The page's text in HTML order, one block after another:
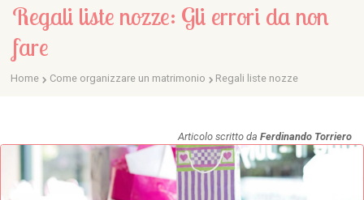
Regali liste nozze: Gli errori da non
fare
Home Come organizzare un matrimonio Regali liste nozze
Articolo scritto da Ferdinando Torriero